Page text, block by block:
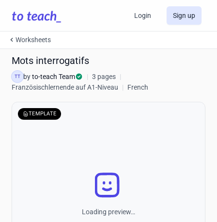
Login Sign up
Worksheets
Mots interrogatifs
TT byto-teach Team | 3 pages |
Französischlernende auf A1-Niveau
| French
TEMPLATE
Loading preview…